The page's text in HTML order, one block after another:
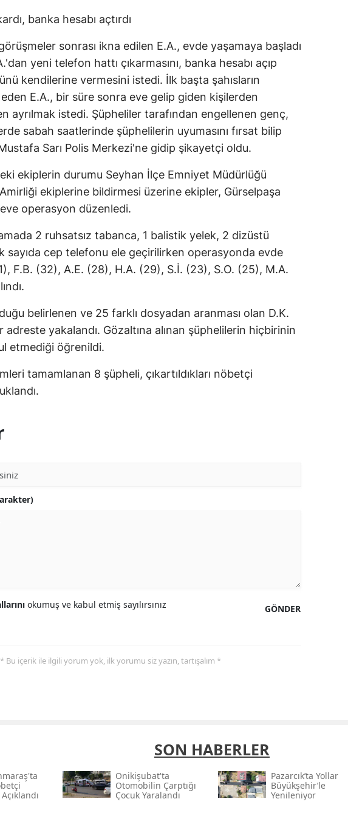
banka hesabı açtırdı
sonrası ikna edilen E.A., evde yaşamaya başladı
yeni telefon hattı çıkarmasını, banka hesabı açıp
kendilerine vermesini istedi. İlk başta şahısların
E.A., bir süre sonra eve gelip giden kişilerden
ayrılmak istedi. Şüpheliler tarafından engellenen genç,
sabah saatlerinde şüphelilerin uyumasını fırsat bilip
Sarı Polis Merkezi'ne gidip şikayetçi oldu.
ekiplerin durumu Seyhan İlçe Emniyet Müdürlüğü
ekiplerine bildirmesi üzerine ekipler, Gürselpaşa
operasyon düzenledi.
2 ruhsatsız tabanca, 1 balistik yelek, 2 dizüstü
sayıda cep telefonu ele geçirilirken operasyonda evde
F.B. (32), A.E. (28), H.A. (29), S.İ. (23), S.O. (25), M.A.
belirlenen ve 25 farklı dosyadan aranması olan D.K.
adreste yakalandı. Gözaltına alınan şüphelilerin hiçbirinin
etmediği öğrenildi.
tamamlanan 8 şüpheli, çıkartıldıkları nöbetçi
GÖNDER
okumuş ve kabul etmiş sayılırsınız
* Bu içerik ile ilgili yorum yok, ilk yorumu siz yazın, tartışalım *
SON HABERLER
Onikişubat'ta
Otomobilin Çarptığı
Çocuk Yaralandı
Pazarcık’ta Yollar
Büyükşehir’le
Yenileniyor